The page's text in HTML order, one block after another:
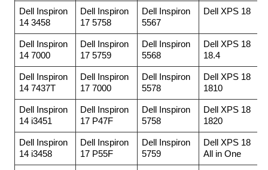
Dell Inspiron
14 3458
Dell Inspiron
17 5758
Dell Inspiron
5567
Dell XPS 18
Dell Inspiron
14 7000
Dell Inspiron
17 5759
Dell Inspiron
5568
Dell XPS 18
18.4
Dell Inspiron
14 7437T
Dell Inspiron
17 7000
Dell Inspiron
5578
Dell XPS 18
1810
Dell Inspiron
14 i3451
Dell Inspiron
17 P47F
Dell Inspiron
5758
Dell XPS 18
1820
Dell Inspiron
14 i3458
Dell Inspiron
17 P55F
Dell Inspiron
5759
Dell XPS 18
All in One